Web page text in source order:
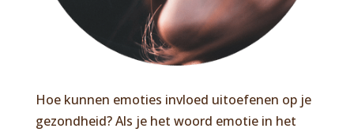
Hoe kunnen emoties invloed uitoefenen op je
gezondheid? Als je het woord emotie in het